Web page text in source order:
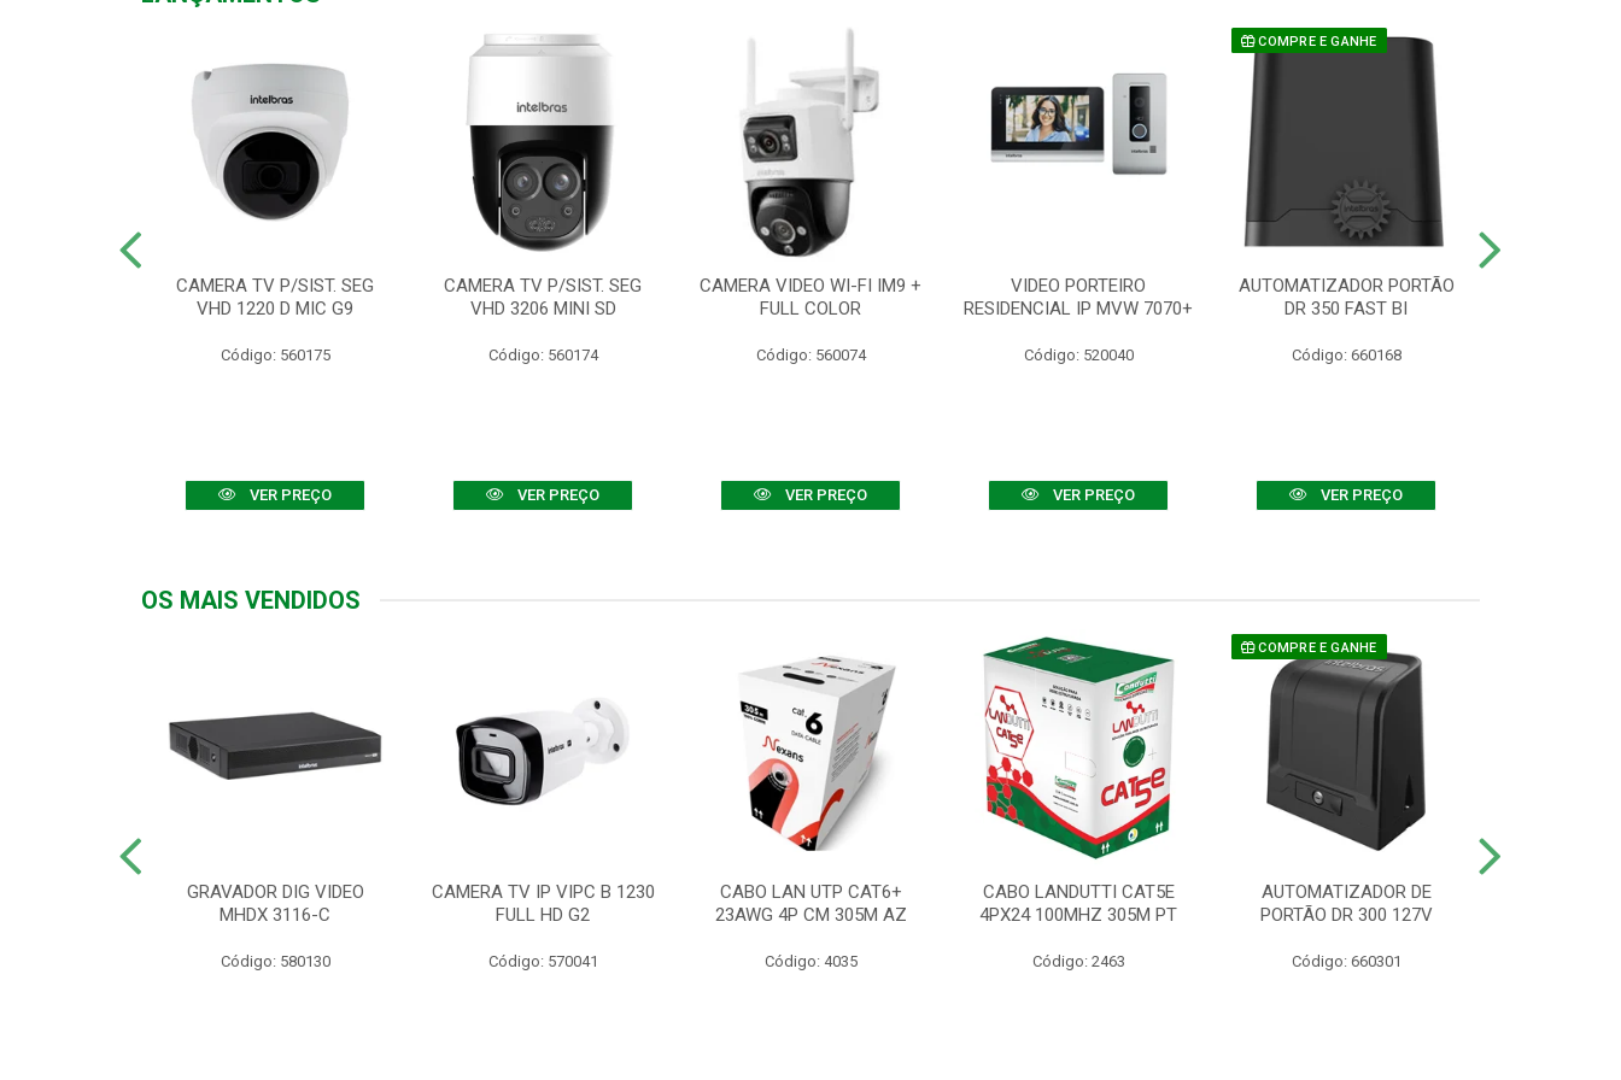
CAMERA TV P/SIST. SEG
VHD 1220 D MIC G9
Código: 560175
VER PREÇO
CAMERA TV P/SIST. SEG
VHD 3206 MINI SD
Código: 560174
VER PREÇO
CAMERA VIDEO WI-FI IM9 +
FULL COLOR
Código: 560074
VER PREÇO
VIDEO PORTEIRO
RESIDENCIAL IP MVW 7070+
Código: 520040
VER PREÇO
COMPRE E GANHE
AUTOMATIZADOR PORTÃO
DR 350 FAST BI
Código: 660168
VER PREÇO
OS MAIS VENDIDOS
GRAVADOR DIG VIDEO
MHDX 3116-C
Código: 580130
CAMERA TV IP VIPC B 1230
FULL HD G2
Código: 570041
CABO LAN UTP CAT6+
23AWG 4P CM 305M AZ
Código: 4035
CABO LANDUTTI CAT5E
4PX24 100MHZ 305M PT
Código: 2463
COMPRE E GANHE
AUTOMATIZADOR DE
PORTÃO DR 300 127V
Código: 660301